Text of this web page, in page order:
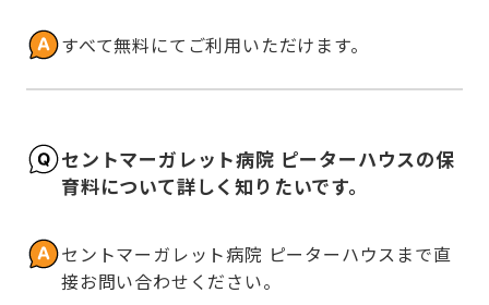
すべて無料にてご利用いただけます。
セントマーガレット病院 ピーターハウスの保
育料について詳しく知りたいです。
セントマーガレット病院 ピーターハウスまで直
接お問い合わせください。